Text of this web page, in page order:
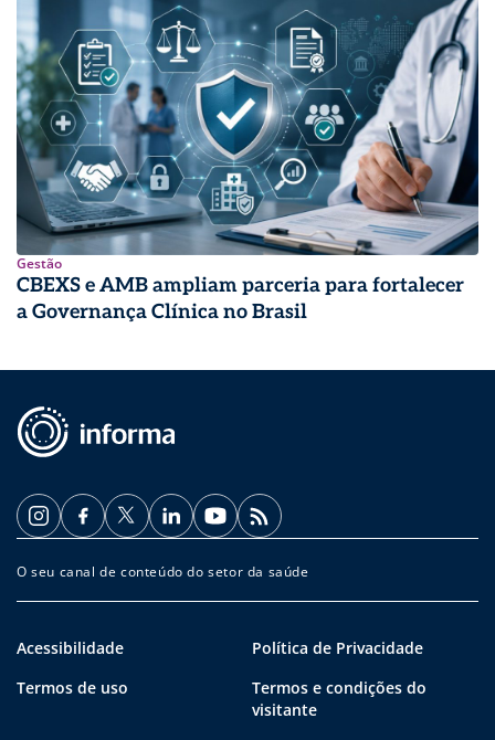
Gestão
CBEXS e AMB ampliam parceria para fortalecer
a Governança Clínica no Brasil
O seu canal de conteúdo do setor da saúde
Acessibilidade
Política de Privacidade
Termos de uso
Termos e condições do
visitante